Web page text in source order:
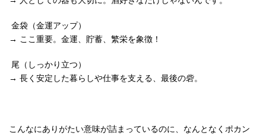
金袋（金運アップ）
→ ここ重要。金運、貯蓄、繁栄を象徴！
尾（しっかり立つ）
→ 長く安定した暮らしや仕事を支える、最後の砦。
こんなにありがたい意味が詰まっているのに、なんとなくポカン